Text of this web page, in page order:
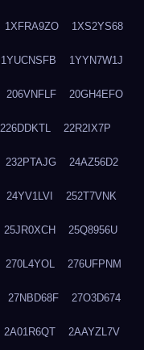
1XFRA9ZO 1XS2YS68
1YUCNSFB 1YYN7W1J
206VNFLF 20GH4EFO
226DDKTL 22R2IX7P
232PTAJG 24AZ56D2
24YV1LVI 252T7VNK
25JR0XCH 25Q8956U
270L4YOL 276UFPNM
27NBD68F 27O3D674
2A01R6QT 2AAYZL7V